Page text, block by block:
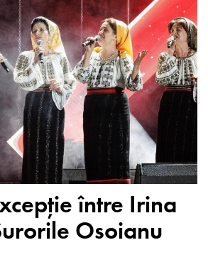
între Irina
Osoianu